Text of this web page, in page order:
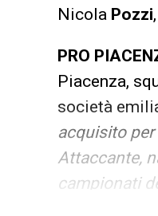
Nicola Pozzi
PRO
Piacenza,
società
acquisito
Attaccante,
campionati